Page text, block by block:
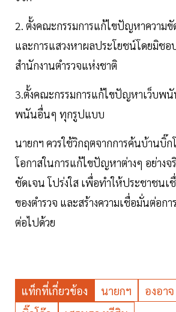
2. ตั้งคณะกรรมการแก้ไขปัญหาความขั
และการแสวงหาผลประโยชน์โดยมิช
สำนักงานตำรวจแห่งชาติ
3.ตั้งคณะกรรมการแก้ไขปัญหาเว็บพ
พนันอื่นๆ ทุกรูปแบบ
นายกฯ ควรใช้วิกฤตจากการค้นบ้านบิ๊ก
โอกาสในการแก้ไขปัญหาต่างๆ อย่างจ
ชัดเจน โปร่งใส เพื่อทำให้ประชาชนเ
ของตำรวจ และสร้างความเชื่อมั่นต่อกา
ต่อไปด้วย
แท็กที่เกี่ยวข้อง นายกฯ
องอา